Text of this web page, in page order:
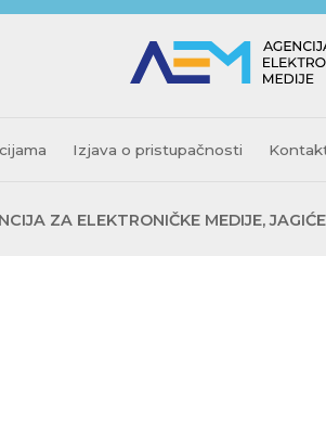
Izjava o pristupačnosti
ZA ELEKTRONIČKE MEDIJE,